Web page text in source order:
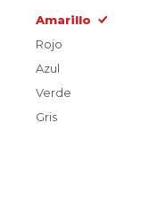
Amarillo
Rojo
Azul
Verde
Gris